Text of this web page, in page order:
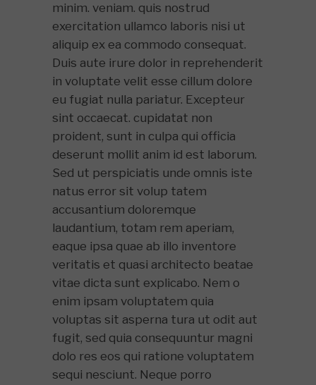
minim. veniam. quis nostrud
exercitation ullamco laboris nisi ut
aliquip ex ea commodo consequat.
Duis aute irure dolor in reprehenderit
in voluptate velit esse cillum dolore
eu fugiat nulla pariatur. Excepteur
sint occaecat. cupidatat non
proident, sunt in culpa qui officia
deserunt mollit anim id est laborum.
Sed ut perspiciatis unde omnis iste
natus error sit volup tatem
accusantium doloremque
laudantium, totam rem aperiam,
eaque ipsa quae ab illo inventore
veritatis et quasi architecto beatae
vitae dicta sunt explicabo. Nem o
enim ipsam voluptatem quia
voluptas sit asperna tura ut odit aut
fugit, sed quia consequuntur magni
dolo res eos qui ratione voluptatem
sequi nesciunt. Neque porro